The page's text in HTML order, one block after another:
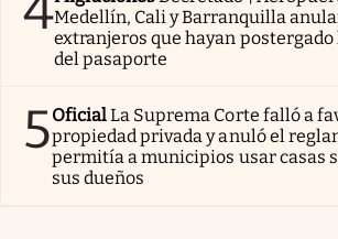
Medellín, Cali y Barranquilla
extranjeros que hayan
del pasaporte
5OficialLa Suprema Corte falló a
propiedad privada y anuló el
permitía a municipios usar casas
sus dueños